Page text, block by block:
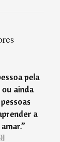
pela
ainda
a
”